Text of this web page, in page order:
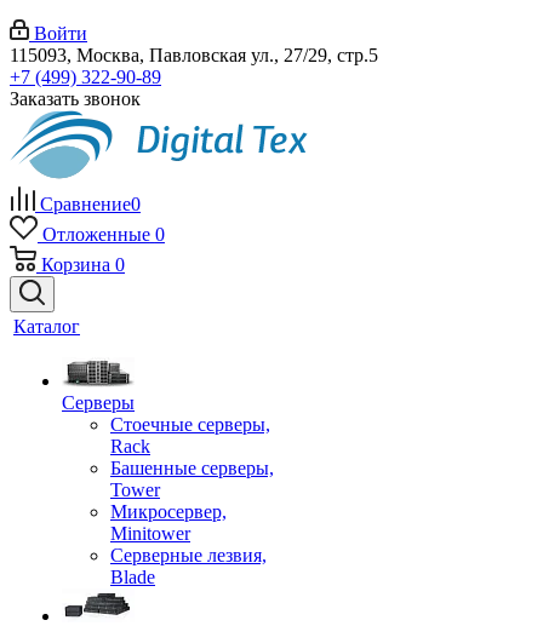
Войти
115093, Москва, Павловская ул., 27/29, стр.5
+7 (499) 322-90-89
Заказать звонок
Сравнение0
Отложенные 0
Корзина 0
Каталог
Серверы
Стоечные серверы,
Rack
Башенные серверы,
Tower
Микросервер,
Minitower
Серверные лезвия,
Blade